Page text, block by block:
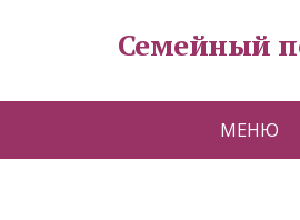
Семейный
МЕНЮ